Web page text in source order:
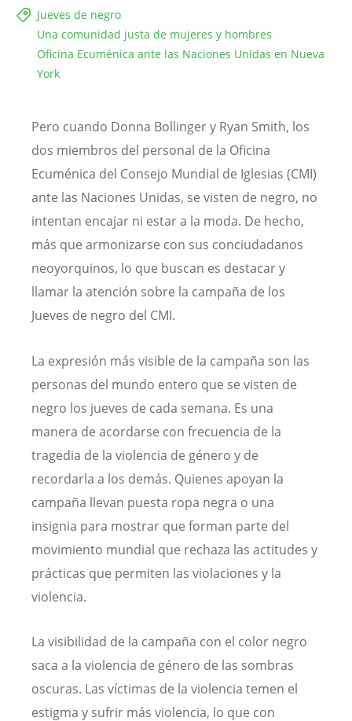
Jueves de negro
Una comunidad justa de mujeres y hombres
Oficina Ecuménica ante las Naciones Unidas en Nueva
York
Pero cuando Donna Bollinger y Ryan Smith, los
dos miembros del personal de la Oficina
Ecuménica del Consejo Mundial de Iglesias (CMI)
ante las Naciones Unidas, se visten de negro, no
intentan encajar ni estar a la moda. De hecho,
más que armonizarse con sus conciudadanos
neoyorquinos, lo que buscan es destacar y
llamar la atención sobre la campaña de los
Jueves de negro del CMI.
La expresión más visible de la campaña son las
personas del mundo entero que se visten de
negro los jueves de cada semana. Es una
manera de acordarse con frecuencia de la
tragedia de la violencia de género y de
recordarla a los demás. Quienes apoyan la
campaña llevan puesta ropa negra o una
insignia para mostrar que forman parte del
movimiento mundial que rechaza las actitudes y
prácticas que permiten las violaciones y la
violencia.
La visibilidad de la campaña con el color negro
saca a la violencia de género de las sombras
oscuras. Las víctimas de la violencia temen el
estigma y sufrir más violencia, lo que con